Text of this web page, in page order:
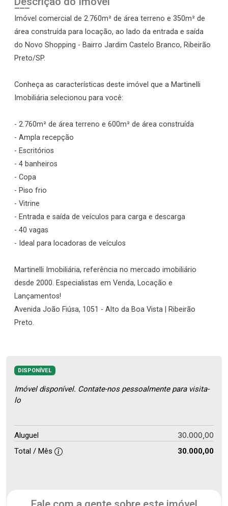
Imóvel comercial de 2.760m² de área terreno e 350m² de
área construída para locação, ao lado da entrada e saída
do Novo Shopping - Bairro Jardim Castelo Branco, Ribeirão
Preto/SP.
Conheça as características deste imóvel que a Martinelli
Imobiliária selecionou para você:
- 2.760m² de área terreno e 600m² de área construída
- Ampla recepção
- Escritórios
- 4 banheiros
- Copa
- Piso frio
- Vitrine
- Entrada e saída de veículos para carga e descarga
- 40 vagas
- Ideal para locadoras de veículos
Martinelli Imobiliária, referência no mercado imobiliário
desde 2000. Especialistas em Venda, Locação e
Lançamentos!
Avenida João Fiúsa, 1051 - Alto da Boa Vista | Ribeirão
Preto.
DISPONÍVEL
Imóvel disponível. Contate-nos pessoalmente para visita-
lo
Aluguel 30.000,00
Total / Mês 30.000,00